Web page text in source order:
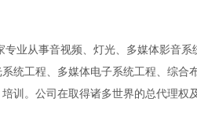
业从事音视频、灯光、多媒体影音
统工程、多媒体电子系统工程、综
训。公司在取得诸多世界的总代理